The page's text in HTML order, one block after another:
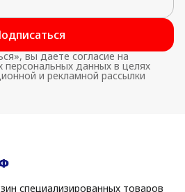
вы даете согласие на
персональных данных в целях
и рекламной рассылки
специализированных товаров